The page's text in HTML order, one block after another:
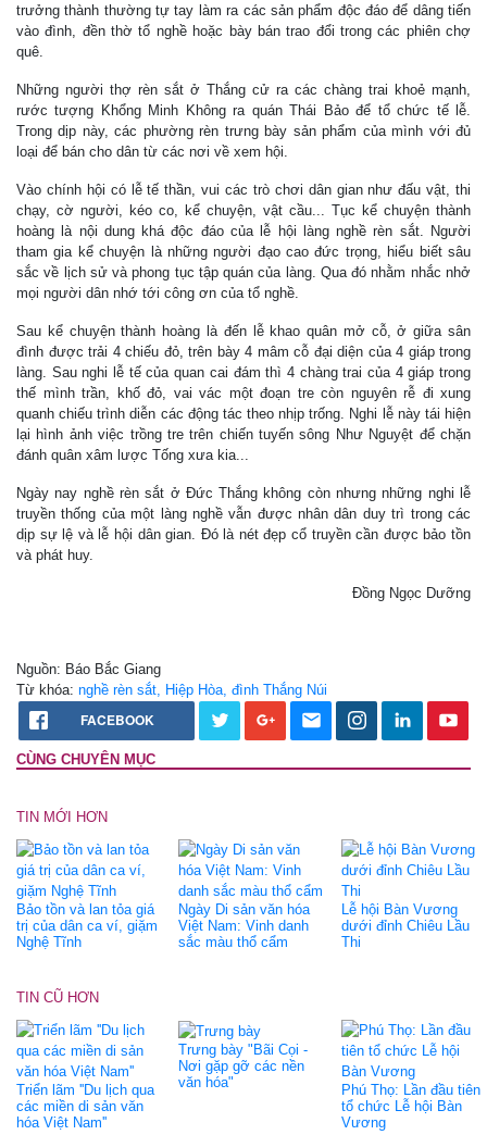
trưởng thành thường tự tay làm ra các sản phẩm độc đáo để dâng tiến
vào đình, đền thờ tổ nghề hoặc bày bán trao đổi trong các phiên chợ
quê.
Những người thợ rèn sắt ở Thắng cử ra các chàng trai khoẻ mạnh,
rước tượng Khổng Minh Không ra quán Thái Bảo để tổ chức tế lễ.
Trong dịp này, các phường rèn trưng bày sản phẩm của mình với đủ
loại để bán cho dân từ các nơi về xem hội.
Vào chính hội có lễ tế thần, vui các trò chơi dân gian như đấu vật, thi
chạy, cờ người, kéo co, kể chuyện, vật cầu... Tục kể chuyện thành
hoàng là nội dung khá độc đáo của lễ hội làng nghề rèn sắt. Người
tham gia kể chuyện là những người đạo cao đức trọng, hiểu biết sâu
sắc về lịch sử và phong tục tập quán của làng. Qua đó nhằm nhắc nhở
mọi người dân nhớ tới công ơn của tổ nghề.
Sau kể chuyện thành hoàng là đến lễ khao quân mở cỗ, ở giữa sân
đình được trải 4 chiếu đỏ, trên bày 4 mâm cỗ đại diện của 4 giáp trong
làng. Sau nghi lễ tế của quan cai đám thì 4 chàng trai của 4 giáp trong
thế mình trần, khố đỏ, vai vác một đoạn tre còn nguyên rễ đi xung
quanh chiếu trình diễn các động tác theo nhịp trống. Nghi lễ này tái hiện
lại hình ảnh việc trồng tre trên chiến tuyến sông Như Nguyệt để chặn
đánh quân xâm lược Tống xưa kia...
Ngày nay nghề rèn sắt ở Đức Thắng không còn nhưng những nghi lễ
truyền thống của một làng nghề vẫn được nhân dân duy trì trong các
dịp sự lệ và lễ hội dân gian. Đó là nét đẹp cổ truyền cần được bảo tồn
và phát huy.
Đồng Ngọc Dưỡng
Nguồn: Báo Bắc Giang
Từ khóa: nghề rèn sắt, Hiệp Hòa, đình Thắng Núi
FACEBOOK
CÙNG CHUYÊN MỤC
TIN MỚI HƠN
Bảo tồn và lan tỏa giá
trị của dân ca ví, giặm
Nghệ Tĩnh
Ngày Di sản văn hóa
Việt Nam: Vinh danh
sắc màu thổ cẩm
Lễ hội Bàn Vương
dưới đỉnh Chiêu Lầu
Thi
TIN CŨ HƠN
Triển lãm ''Du lịch qua
các miền di sản văn
hóa Việt Nam''
Trưng bày "Bãi Cọi -
Nơi gặp gỡ các nền
văn hóa"
Phú Thọ: Lần đầu tiên
tổ chức Lễ hội Bàn
Vương